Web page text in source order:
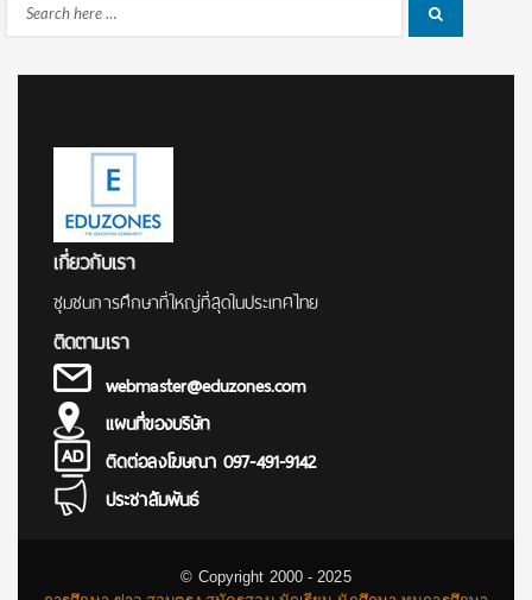
Search
เกี่ยวกับเรา
ชุมชนการศึกษาที่ใหญ่ที่สุดในประเทศไทย
ติดตามเรา
webmaster@eduzones.com
แผนที่ของบริษัท
ติดต่อลงโฆษณา 097-491-9142
ประชาสัมพันธ์
© Copyright 2000 - 2025